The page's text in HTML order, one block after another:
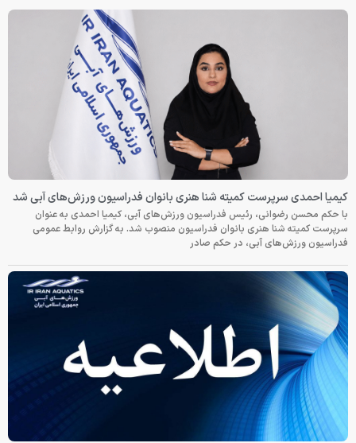
کیمیا احمدی سرپرست کمیته شنا هنری بانوان فدراسیون ورزش‌های آبی شد
با حکم محسن رضوانی، رئیس فدراسیون ورزش‌های آبی، کیمیا احمدی به عنوان
سرپرست کمیته شنا هنری بانوان فدراسیون منصوب شد. به گزارش روابط عمومی
فدراسیون ورزش‌های آبی، در حکم صادر